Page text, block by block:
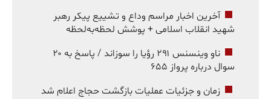
آخرین اخبار مراسم وداع و تشییع پیکر رهبر
شهید انقلاب اسلامی + پوشش لحظه‌به‌لحظه
ناو وینسنس ۲۹۱ رؤیا را سوزاند / پاسخ به ۲۰
سوال درباره پرواز ۶۵۵
زمان و جزئیات عملیات بازگشت حجاج اعلام شد